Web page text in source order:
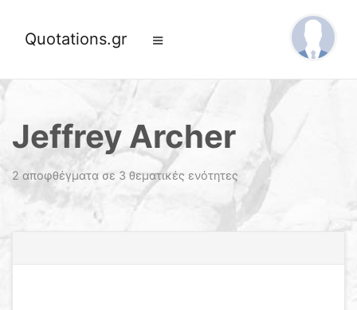
Quotations.gr
Jeffrey Archer
2 αποφθέγματα σε 3 θεματικές ενότητες